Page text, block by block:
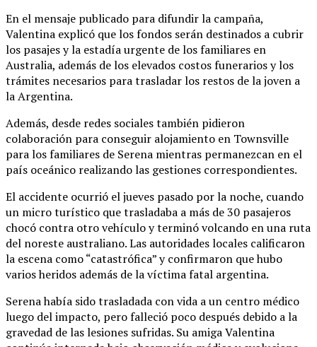
En el mensaje publicado para difundir la campaña,
Valentina explicó que los fondos serán destinados a cubrir
los pasajes y la estadía urgente de los familiares en
Australia, además de los elevados costos funerarios y los
trámites necesarios para trasladar los restos de la joven a
la Argentina.
Además, desde redes sociales también pidieron
colaboración para conseguir alojamiento en Townsville
para los familiares de Serena mientras permanezcan en el
país oceánico realizando las gestiones correspondientes.
El accidente ocurrió el jueves pasado por la noche, cuando
un micro turístico que trasladaba a más de 30 pasajeros
chocó contra otro vehículo y terminó volcando en una ruta
del noreste australiano. Las autoridades locales calificaron
la escena como “catastrófica” y confirmaron que hubo
varios heridos además de la víctima fatal argentina.
Serena había sido trasladada con vida a un centro médico
luego del impacto, pero falleció poco después debido a la
gravedad de las lesiones sufridas. Su amiga Valentina